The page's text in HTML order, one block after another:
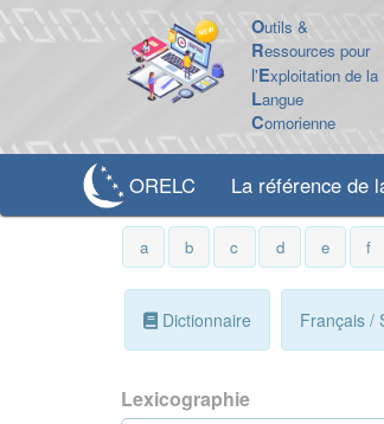
Outils &
Ressources pour
l'Exploitation de la
Langue
Comorienne
ORELC La référence de
a b c d e f
Dictionnaire Français /
Lexicographie